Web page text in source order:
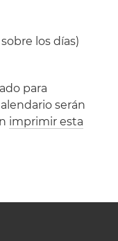
los días)
para
serán
imprimir esta